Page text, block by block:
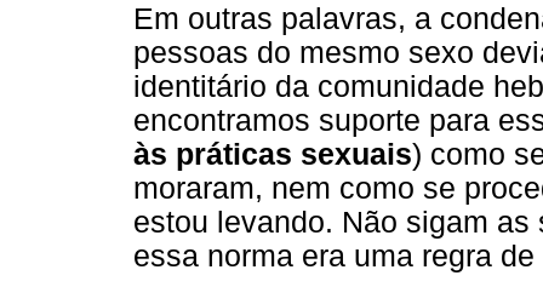
Em outras palavras, a
pessoas do mesmo sexo
identitário da comunidade
encontramos suporte para
às práticas sexuais) como
moraram, nem como se
estou levando. Não sigam
essa norma era uma regra